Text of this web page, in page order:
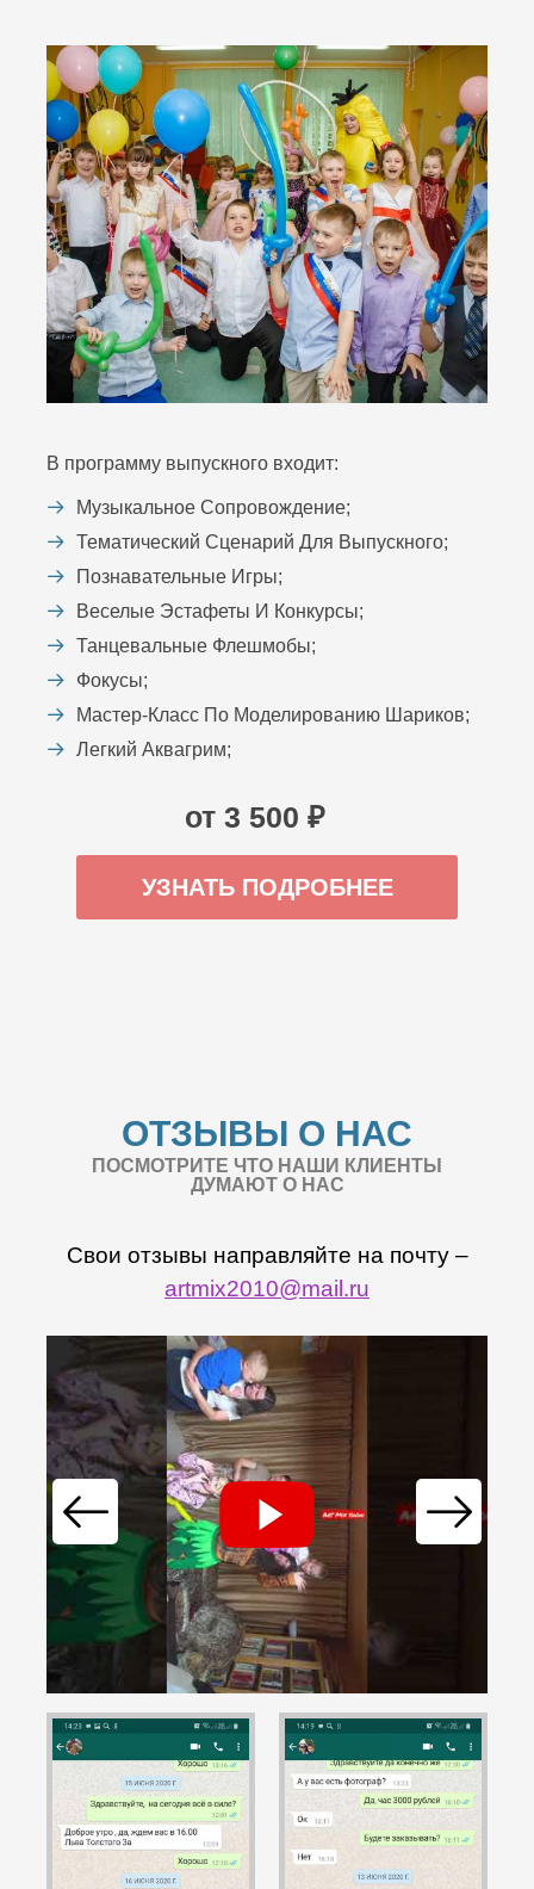
В программу выпускного входит:
Музыкальное Сопровождение;
Тематический Сценарий Для Выпускного;
Познавательные Игры;
Веселые Эстафеты И Конкурсы;
Танцевальные Флешмобы;
Фокусы;
Мастер-Класс По Моделированию Шариков;
Легкий Аквагрим;
от 3 500 ₽
УЗНАТЬ ПОДРОБНЕЕ
ОТЗЫВЫ О НАС
ПОСМОТРИТЕ ЧТО НАШИ КЛИЕНТЫ
ДУМАЮТ О НАС
Свои отзывы направляйте на почту –
artmix2010@mail.ru